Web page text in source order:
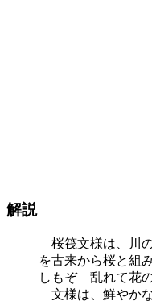
解説
桜筏文様は、川
を古来から桜と組
しもぞ 乱れて花
文様は、鮮やか